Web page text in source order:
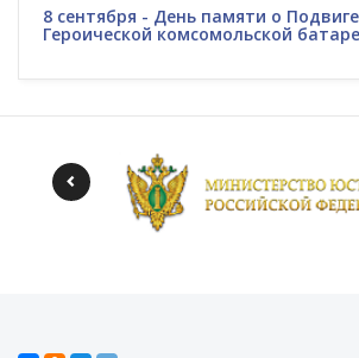
8 сентября - День памяти о
Героической комсомольской